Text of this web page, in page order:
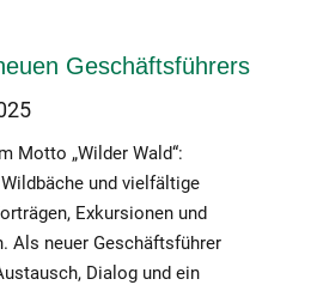
Geschäftsführers
Motto „Wilder Wald“:
und vielfältige
Exkursionen und
Als neuer Geschäftsführer
Dialog und ein